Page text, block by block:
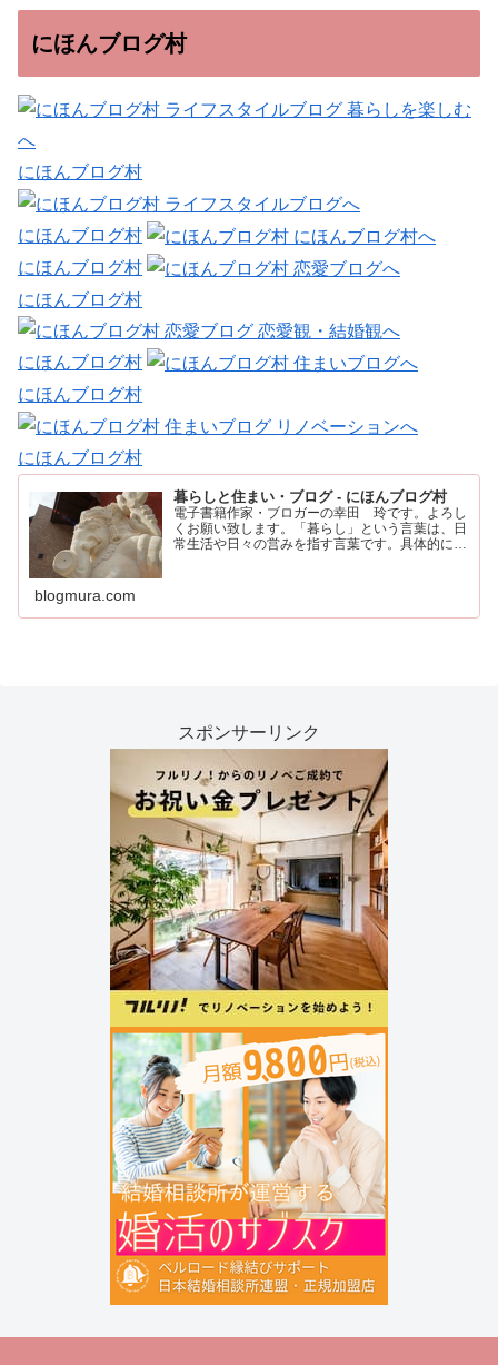
にほんブログ村
にほんブログ村
にほんブログ村
にほんブログ村
にほんブログ村
にほんブログ村
にほんブログ村
にほんブログ村
暮らしと住まい・ブログ - にほんブログ村
電子書籍作家・ブロガーの幸田 玲です。よろし
くお願い致します。「暮らし」という言葉は、日
常生活や日々の営みを指す言葉です。具体的に
blogmura.com
スポンサーリンク